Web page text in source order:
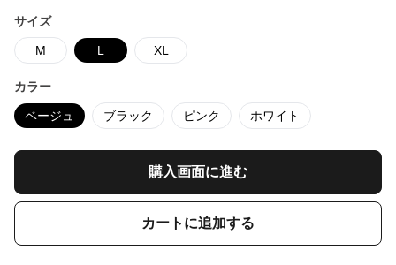
サイズ
M L XL
カラー
ベージュ ブラック ピンク ホワイト
購入画面に進む
カートに追加する